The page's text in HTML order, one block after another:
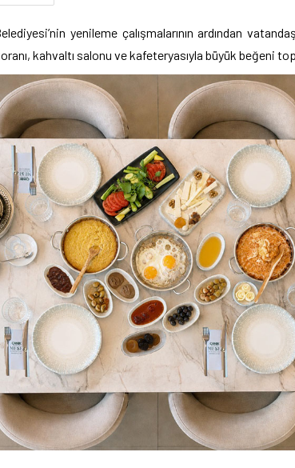
yenileme çalışmalarının ardından
kahvaltı salonu ve kafeteryasıyla büyük beğeni